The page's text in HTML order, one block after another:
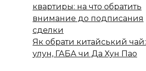
квартиры: на что обратить
внимание до подписания
сделки
Як обрати китайський чай:
улун, ГАБА чи Да Хун Пао